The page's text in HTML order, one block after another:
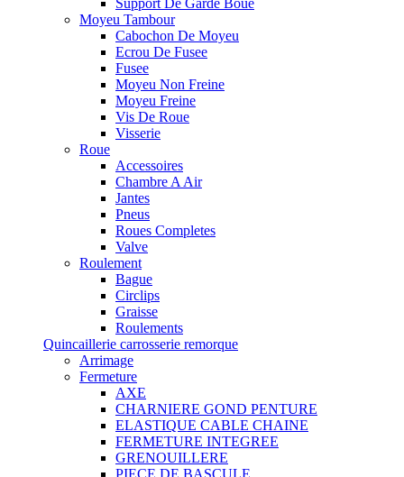
Support De Garde Boue
Moyeu Tambour
Cabochon De Moyeu
Ecrou De Fusee
Fusee
Moyeu Non Freine
Moyeu Freine
Vis De Roue
Visserie
Roue
Accessoires
Chambre A Air
Jantes
Pneus
Roues Completes
Valve
Roulement
Bague
Circlips
Graisse
Roulements
Quincaillerie carrosserie remorque
Arrimage
Fermeture
AXE
CHARNIERE GOND PENTURE
ELASTIQUE CABLE CHAINE
FERMETURE INTEGREE
GRENOUILLERE
PIECE DE BASCULE